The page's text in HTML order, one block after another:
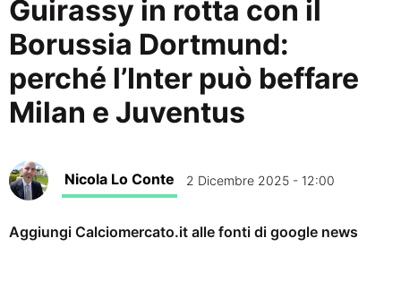
Guirassy in rotta con il
Borussia Dortmund:
perché l’Inter può beffare
Milan e Juventus
Nicola Lo Conte 2 Dicembre 2025 - 12:00
Aggiungi Calciomercato.it alle fonti di google news